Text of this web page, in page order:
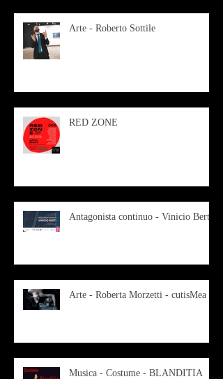
Arte - Roberto Sottile
RED ZONE
Antagonista continuo - Vinicio Berti
Arte - Roberta Morzetti - cutisMea
Musica - Costume - BLANDITIA